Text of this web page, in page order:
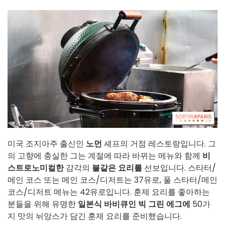
미국 조지아주 출신인 노먼 셰프의 거점 레스토랑입니다. 그
의 고향에 충실한 그는 계절에 따라 바뀌는 메뉴와 함께 비
스트로노미컬한감각의 불같은 요리를 선보입니다. 스타터/
메인 코스 또는 메인 코스/디저트는 37유로, 풀 스타터/메인
코스/디저트 메뉴는 42유로입니다. 훈제 요리를 좋아하는
분들을 위해 유명한 일본식 바비큐인 빅 그린 에그에 50가
지 맛의 뉘앙스가 담긴 훈제 요리를 준비했습니다.